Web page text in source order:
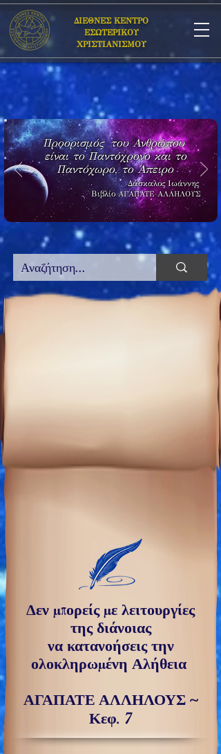
ΔΙΕΘΝΕΣ ΚΕΝΤΡΟ
ΕΣΩΤΕΡΙΚΟΥ
ΧΡΙΣΤΙΑΝΙΣΜΟΥ
Προορισμός του Ανθρώπου
είναι το Παντόχρονο και το
Παντόχωρο, το Άπειρο
Δάσκαλος Ιωάννης
ΒιβλίοΑΓΑΠΑΤΕ ΑΛΛΗΛΟΥΣ
Δεν μπορείς με λειτουργίες
της διάνοιας
να κατανοήσεις την
ολοκληρωμένη Αλήθεια
ΑΓΑΠΑΤΕ ΑΛΛΗΛΟΥΣ ~
Κεφ. 7